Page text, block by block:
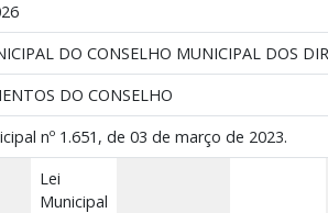
DO CONSELHO MUNICIPAL DOS
DO CONSELHO
nº 1.651, de 03 de março de 2023.
Lei
Municipal